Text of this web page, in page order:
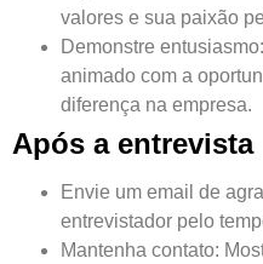
valores e sua paixão
Demonstre entusiasmo
animado com a
diferença na empresa.
Após a entrevista
Envie um email de
entrevistador pelo
Mantenha contato: